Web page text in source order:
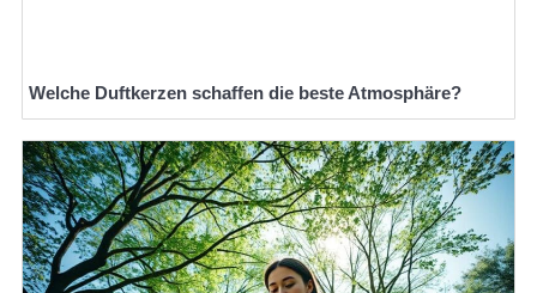
Welche Duftkerzen schaffen die beste Atmosphäre?